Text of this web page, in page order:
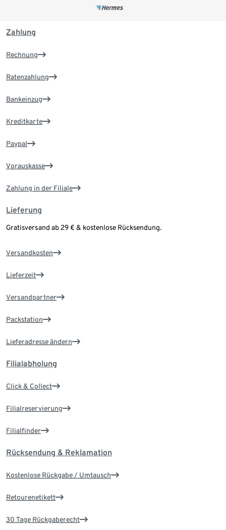
Zahlung
Rechnung
Ratenzahlung
Bankeinzug
Kreditkarte
Paypal
Vorauskasse
Zahlung in der Filiale
Lieferung
Gratisversand ab 29 € & kostenlose Rücksendung.
Versandkosten
Lieferzeit
Versandpartner
Packstation
Lieferadresse ändern
Filialabholung
Click & Collect
Filialreservierung
Filialfinder
Rücksendung & Reklamation
Kostenlose Rückgabe / Umtausch
Retourenetikett
30 Tage Rückgaberecht